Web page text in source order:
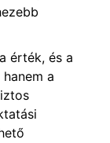
érték, és a
a